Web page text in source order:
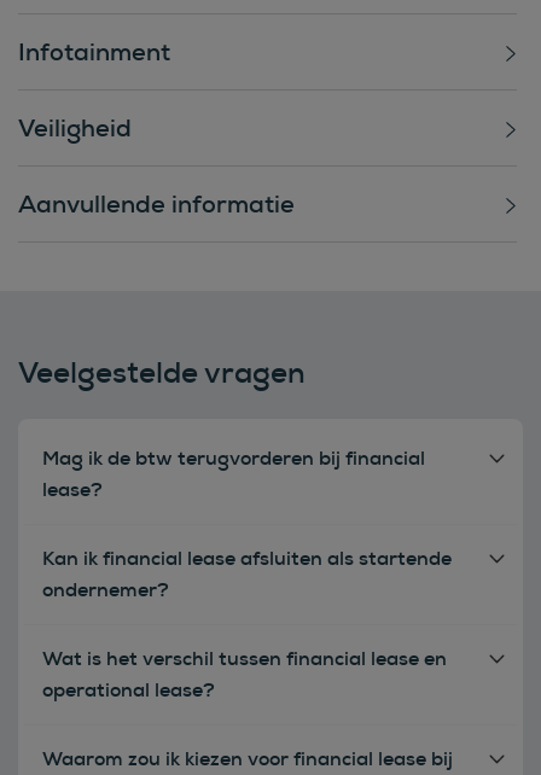
Infotainment
Veiligheid
Aanvullende informatie
Veelgestelde vragen
Mag ik de btw terugvorderen bij financial
lease?
Kan ik financial lease afsluiten als startende
ondernemer?
Wat is het verschil tussen financial lease en
operational lease?
Waarom zou ik kiezen voor financial lease bij